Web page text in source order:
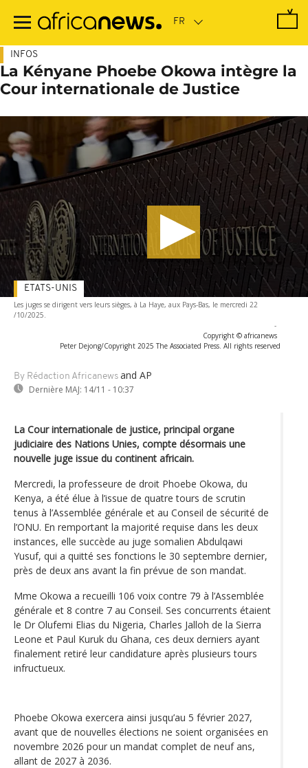
contenu
INFOS
La Kényane Phoebe Okowa intègre la
Cour internationale de Justice
Les juges se dirigent vers leurs sièges, à La Haye, aux Pays-Bas, le mercredi 22
/10/2025.
-
Copyright © africanews
Peter Dejong/Copyright 2025 The Associated Press. All rights reserved
By Rédaction Africanews and AP
Dernière MAJ: 14/11 - 10:37
ETATS-UNIS
La Cour internationale de justice, principal organe
judiciaire des Nations Unies, compte désormais une
nouvelle juge issue du continent africain.
Mercredi, la professeure de droit Phoebe Okowa, du
Kenya, a été élue à l’issue de quatre tours de scrutin
tenus à l’Assemblée générale et au Conseil de sécurité de
l’ONU. En remportant la majorité requise dans les deux
instances, elle succède au juge somalien Abdulqawi
Yusuf, qui a quitté ses fonctions le 30 septembre dernier,
près de deux ans avant la fin prévue de son mandat.
Mme Okowa a recueilli 106 voix contre 79 à l’Assemblée
générale et 8 contre 7 au Conseil. Ses concurrents étaient
le Dr Olufemi Elias du Nigeria, Charles Jalloh de la Sierra
Leone et Paul Kuruk du Ghana, ces deux derniers ayant
finalement retiré leur candidature après plusieurs tours
infructueux.
Phoebe Okowa exercera ainsi jusqu’au 5 février 2027,
avant que de nouvelles élections ne soient organisées en
novembre 2026 pour un mandat complet de neuf ans,
allant de 2027 à 2036.